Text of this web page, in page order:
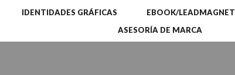
IDENTIDADES GRÁFICAS EBOOK/LEADMAGNET
ASESORÍA DE MARCA